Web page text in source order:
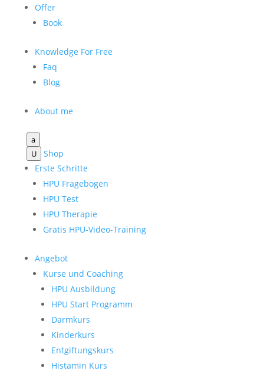
Offer
Book
Knowledge For Free
Faq
Blog
About me
a
U
Shop
Erste Schritte
HPU Fragebogen
HPU Test
HPU Therapie
Gratis HPU-Video-Training
Angebot
Kurse und Coaching
HPU Ausbildung
HPU Start Programm
Darmkurs
Kinderkurs
Entgiftungskurs
Histamin Kurs